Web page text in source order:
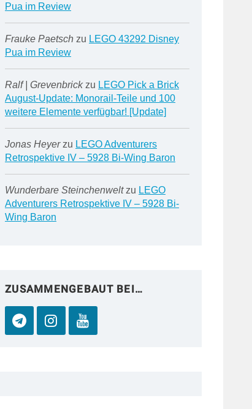
Pua im Review
Frauke Paetschzu LEGO 43292 Disney
Pua im Review
Ralf | Grevenbrickzu LEGO Pick a Brick
August-Update: Monorail-Teile und 100
weitere Elemente verfügbar! [Update]
Jonas Heyerzu LEGO Adventurers
Retrospektive IV – 5928 Bi-Wing Baron
Wunderbare Steinchenweltzu LEGO
Adventurers Retrospektive IV – 5928 Bi-
Wing Baron
ZUSAMMENGEBAUT BEI…